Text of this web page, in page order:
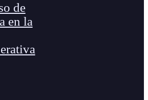
de
en la